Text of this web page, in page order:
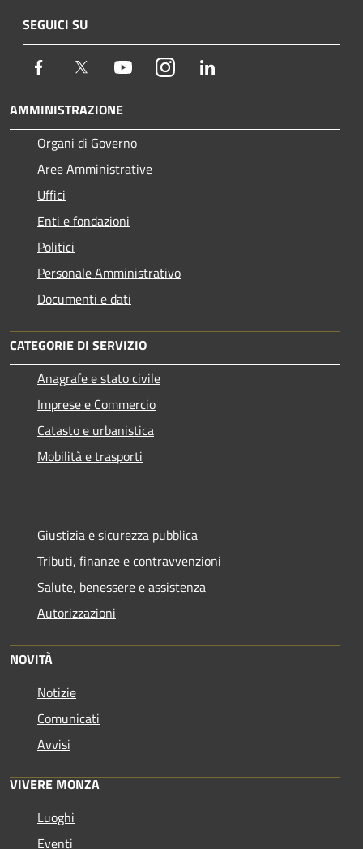
SEGUICI SU
Facebook Twitter YoutubeInstagram
AMMINISTRAZIONE
Organi di Governo
Aree Amministrative
Uffici
Enti e fondazioni
Politici
Personale Amministrativo
Documenti e dati
CATEGORIE DI SERVIZIO
Anagrafe e stato civile
Imprese e Commercio
Catasto e urbanistica
Mobilità e trasporti
Giustizia e sicurezza pubblica
Tributi, finanze e contravvenzioni
Salute, benessere e assistenza
Autorizzazioni
NOVITÀ
Notizie
Comunicati
Avvisi
VIVERE MONZA
Luoghi
Eventi